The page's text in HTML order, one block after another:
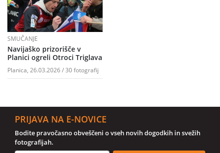
SMUČANJE
Navijaško prizorišče v
Planici ogreli Otroci Triglava
Planica, 26.03.2026 / 30 fotografij
PRIJAVA NA E-NOVICE
Bodite pravočasno obveščeni o vseh novih dogodkih in svežih
fotografijah.